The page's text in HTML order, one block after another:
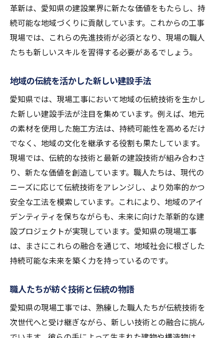
革新は、愛知県の建設業界に新たな価値をもたらし、持
続可能な地域づくりに貢献しています。これからの工事
現場では、これらの先進技術が必須となり、現場の職人
たちも新しいスキルを習得する必要があるでしょう。
地域の伝統を活かした新しい建設手法
愛知県では、現場工事において地域の伝統技術を生かし
た新しい建設手法が注目を集めています。例えば、地元
の素材を使用した施工方法は、持続可能性を高めるだけ
でなく、地域の文化を継承する役割も果たしています。
現場では、伝統的な技術と最新の建設技術が組み合わさ
り、新たな価値を創造しています。職人たちは、現代の
ニーズに応じて伝統技術をアレンジし、より効率的かつ
安全な工法を模索しています。これにより、地域のアイ
デンティティを保ちながらも、未来に向けた革新的な建
設プロジェクトが実現しています。愛知県の現場工事
は、まさにこれらの融合を通じて、地域社会に根ざした
持続可能な未来を築く力を持っているのです。
職人たちが紡ぐ技術と伝統の物語
愛知県の現場工事では、熟練した職人たちが伝統技術を
次世代へと受け継ぎながら、新しい技術との融合に挑ん